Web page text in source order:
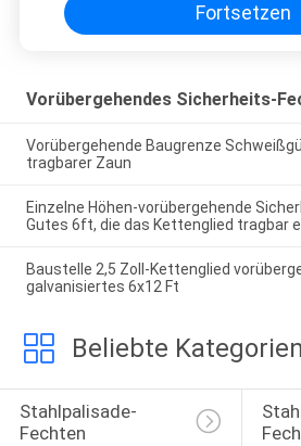
Fortsetzen
Vorübergehendes Sicherheits-
Vorübergehende Baugrenze
tragbarer Zaun
Einzelne Höhen-vorübergehende
Gutes 6ft, die das Kettenglied tragbar
Baustelle 2,5 Zoll-Kettenglied
galvanisiertes 6x12 Ft
Beliebte Kategorien
Stahlpalisade-
Fechten